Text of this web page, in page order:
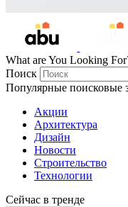
What are You Looking
Поиск
Популярные поисковые
Акции
Архитектура
Дизайн
Новости
Строительство
Технологии
Сейчас в тренде